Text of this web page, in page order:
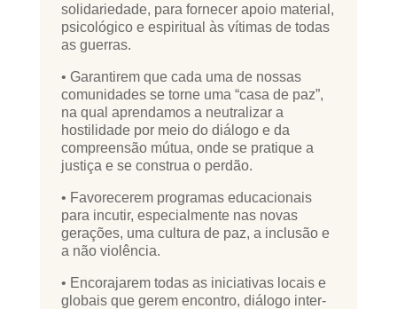
solidariedade, para fornecer apoio material,
psicológico e espiritual às vítimas de todas
as guerras.
• Garantirem que cada uma de nossas
comunidades se torne uma “casa de paz”,
na qual aprendamos a neutralizar a
hostilidade por meio do diálogo e da
compreensão mútua, onde se pratique a
justiça e se construa o perdão.
• Favorecerem programas educacionais
para incutir, especialmente nas novas
gerações, uma cultura de paz, a inclusão e
a não violência.
• Encorajarem todas as iniciativas locais e
globais que gerem encontro, diálogo inter-